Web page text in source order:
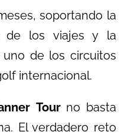
soportando la
de los viajes y la
de los circuitos
internacional.
Tour no basta
El verdadero reto